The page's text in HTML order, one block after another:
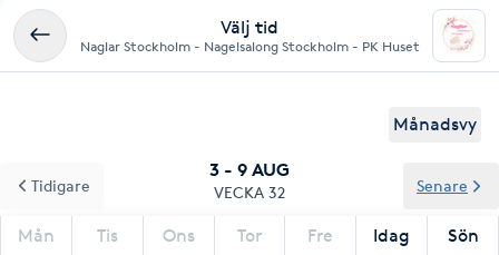
Välj tid
Naglar Stockholm - Nagelsalong Stockholm - PK Huset
Månadsvy
3 - 9 AUG
VECKA 32
Mån Tis Ons Tor Fre Idag Sön
Tidigare Senare